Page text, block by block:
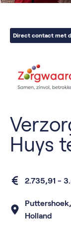
Direct contact met
Huys
2.735,91 -
Holland